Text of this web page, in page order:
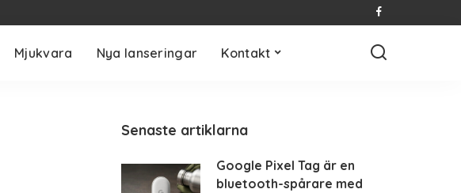
Mjukvara Nya lanseringar Kontakt
Senaste artiklarna
Google Pixel Tag är en
bluetooth-spårare med